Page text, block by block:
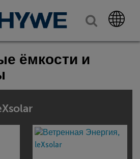
ёмкости и